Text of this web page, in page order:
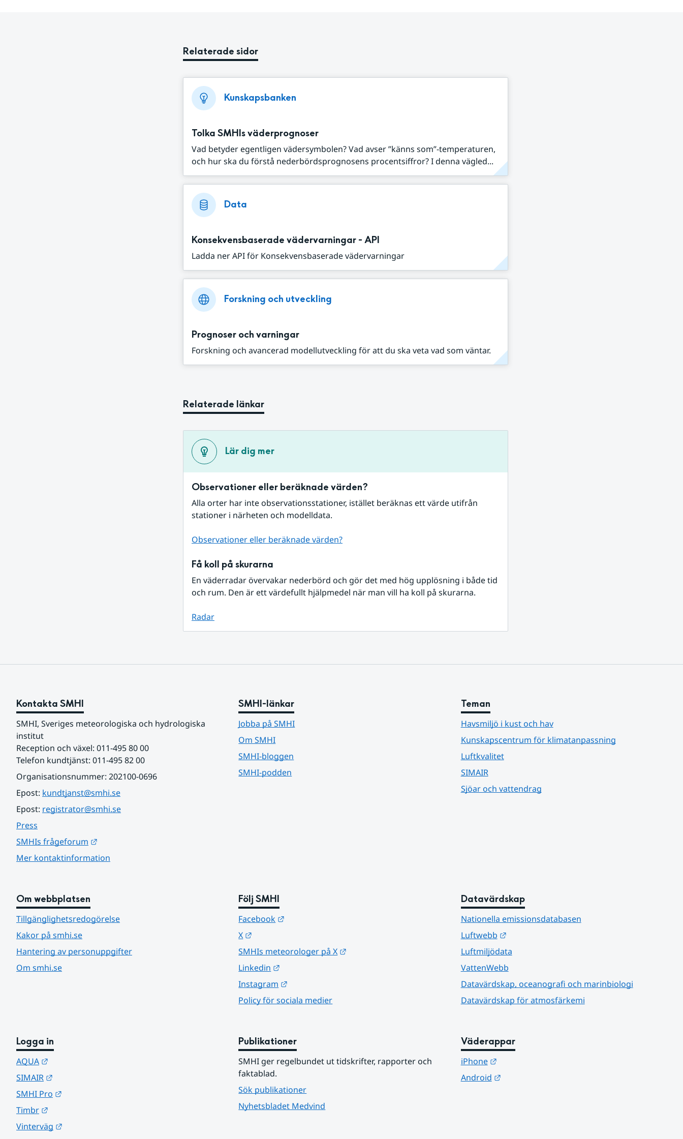
Relaterade sidor
Kunskapsbanken
Tolka SMHIs väderprognoser
Vad betyder egentligen vädersymbolen? Vad avser ”känns som”-temperaturen,
och hur ska du förstå nederbördsprognosens procentsiffror? I denna vägled...
Data
Konsekvensbaserade vädervarningar - API
Ladda ner API för Konsekvensbaserade vädervarningar
Forskning och utveckling
Prognoser och varningar
Forskning och avancerad modellutveckling för att du ska veta vad som väntar.
Relaterade länkar
Lär dig mer
Observationer eller beräknade värden?
Alla orter har inte observationsstationer, istället beräknas ett värde utifrån
stationer i närheten och modelldata.
Observationer eller beräknade värden?
Få koll på skurarna
En väderradar övervakar nederbörd och gör det med hög upplösning i både tid
och rum. Den är ett värdefullt hjälpmedel när man vill ha koll på skurarna.
Radar
Kontakta SMHI
SMHI, Sveriges meteorologiska och hydrologiska
institut
Reception och växel: 011-495 80 00
Telefon kundtjänst: 011-495 82 00
Organisationsnummer: 202100-0696
Epost: kundtjanst@smhi.se
Epost: registrator@smhi.se
Press
SMHIs frågeforum
Mer kontaktinformation
SMHI-länkar
Jobba på SMHI
Om SMHI
SMHI-bloggen
SMHI-podden
Teman
Havsmiljö i kust och hav
Kunskapscentrum för klimatanpassning
Luftkvalitet
SIMAIR
Sjöar och vattendrag
Om webbplatsen
Tillgänglighetsredogörelse
Kakor på smhi.se
Hantering av personuppgifter
Om smhi.se
Följ SMHI
Facebook
X
SMHIs meteorologer på X
Linkedin
Instagram
Policy för sociala medier
Datavärdskap
Nationella emissionsdatabasen
Luftwebb
Länk till annan webbplats.
Luftmiljödata
VattenWebb
Datavärdskap, oceanografi och marinbiologi
Datavärdskap för atmosfärkemi
Logga in
AQUA
SIMAIR
SMHI Pro
Timbr
Vinterväg
Publikationer
SMHI ger regelbundet ut tidskrifter, rapporter och
faktablad.
Sök publikationer
Nyhetsbladet Medvind
Väderappar
iPhone
Länk till annan webbplats.
Android
Länk till annan webbplats.